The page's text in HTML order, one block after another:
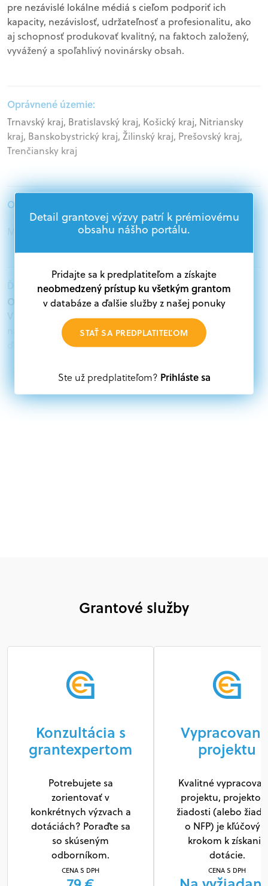
pre nezávislé lokálne médiá s cieľom podporiť ich
kapacity, nezávislosť, udržateľnosť a profesionalitu, ako
aj schopnosť produkovať kvalitný, na faktoch založený,
vyvážený a spoľahlivý novinársky obsah.
Oprávnené územie:
Trnavský kraj, Bratislavský kraj, Košický kraj, Nitriansky
kraj, Banskobystrický kraj, Žilinský kraj, Prešovský kraj,
Trenčiansky kraj
Oprávnení žiadatelia:
Mimovládne organizácie, Štátna správa
Ďalšie informácie:
Oprávnení žiadatelia:
V databáze grantov a dotácií na portáli Grantexpert.sk
nájdete aktuálne výzvy z eurofondov, plánu obnovy a
ďalších zdrojov.
Oprávnení partneri:
Akákoľvek právnická osoba, t. j. verejný alebo súkromný
subjekt, komerčný alebo nekomerčný, ako aj
Detail grantovej výzvy patrí k prémiovému
obsahu nášho portálu.
Pridajte sa k predplatiteľom a získajte
neobmedzený prístup ku všetkým grantom
v databáze a ďalšie služby z našej ponuky
STAŤ SA PREDPLATITEĽOM
Ste už predplatiteľom? Prihláste sa
Grantové služby
Konzultácia s
grantexpertom
Potrebujete sa
zorientovať v
konkrétnych výzvach a
dotáciách? Poraďte sa
so skúseným
odborníkom.
CENA S DPH
projektu
Kvalitné
projektu,
žiadosti (alebo
o NFP) je
krokom k získaniu
dotácie.
CENA S DPH